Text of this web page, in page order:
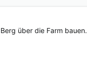
über die Farm bauen.